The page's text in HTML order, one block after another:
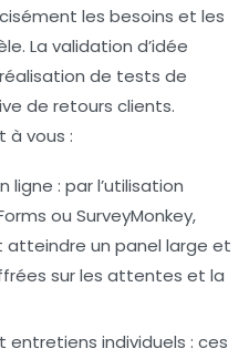
les besoins et les
La validation d’idée
de tests de
de retours clients.
à vous :
ligne : par l’utilisation
ou SurveyMonkey,
atteindre un panel large et
sur les attentes et la
entretiens individuels : ces